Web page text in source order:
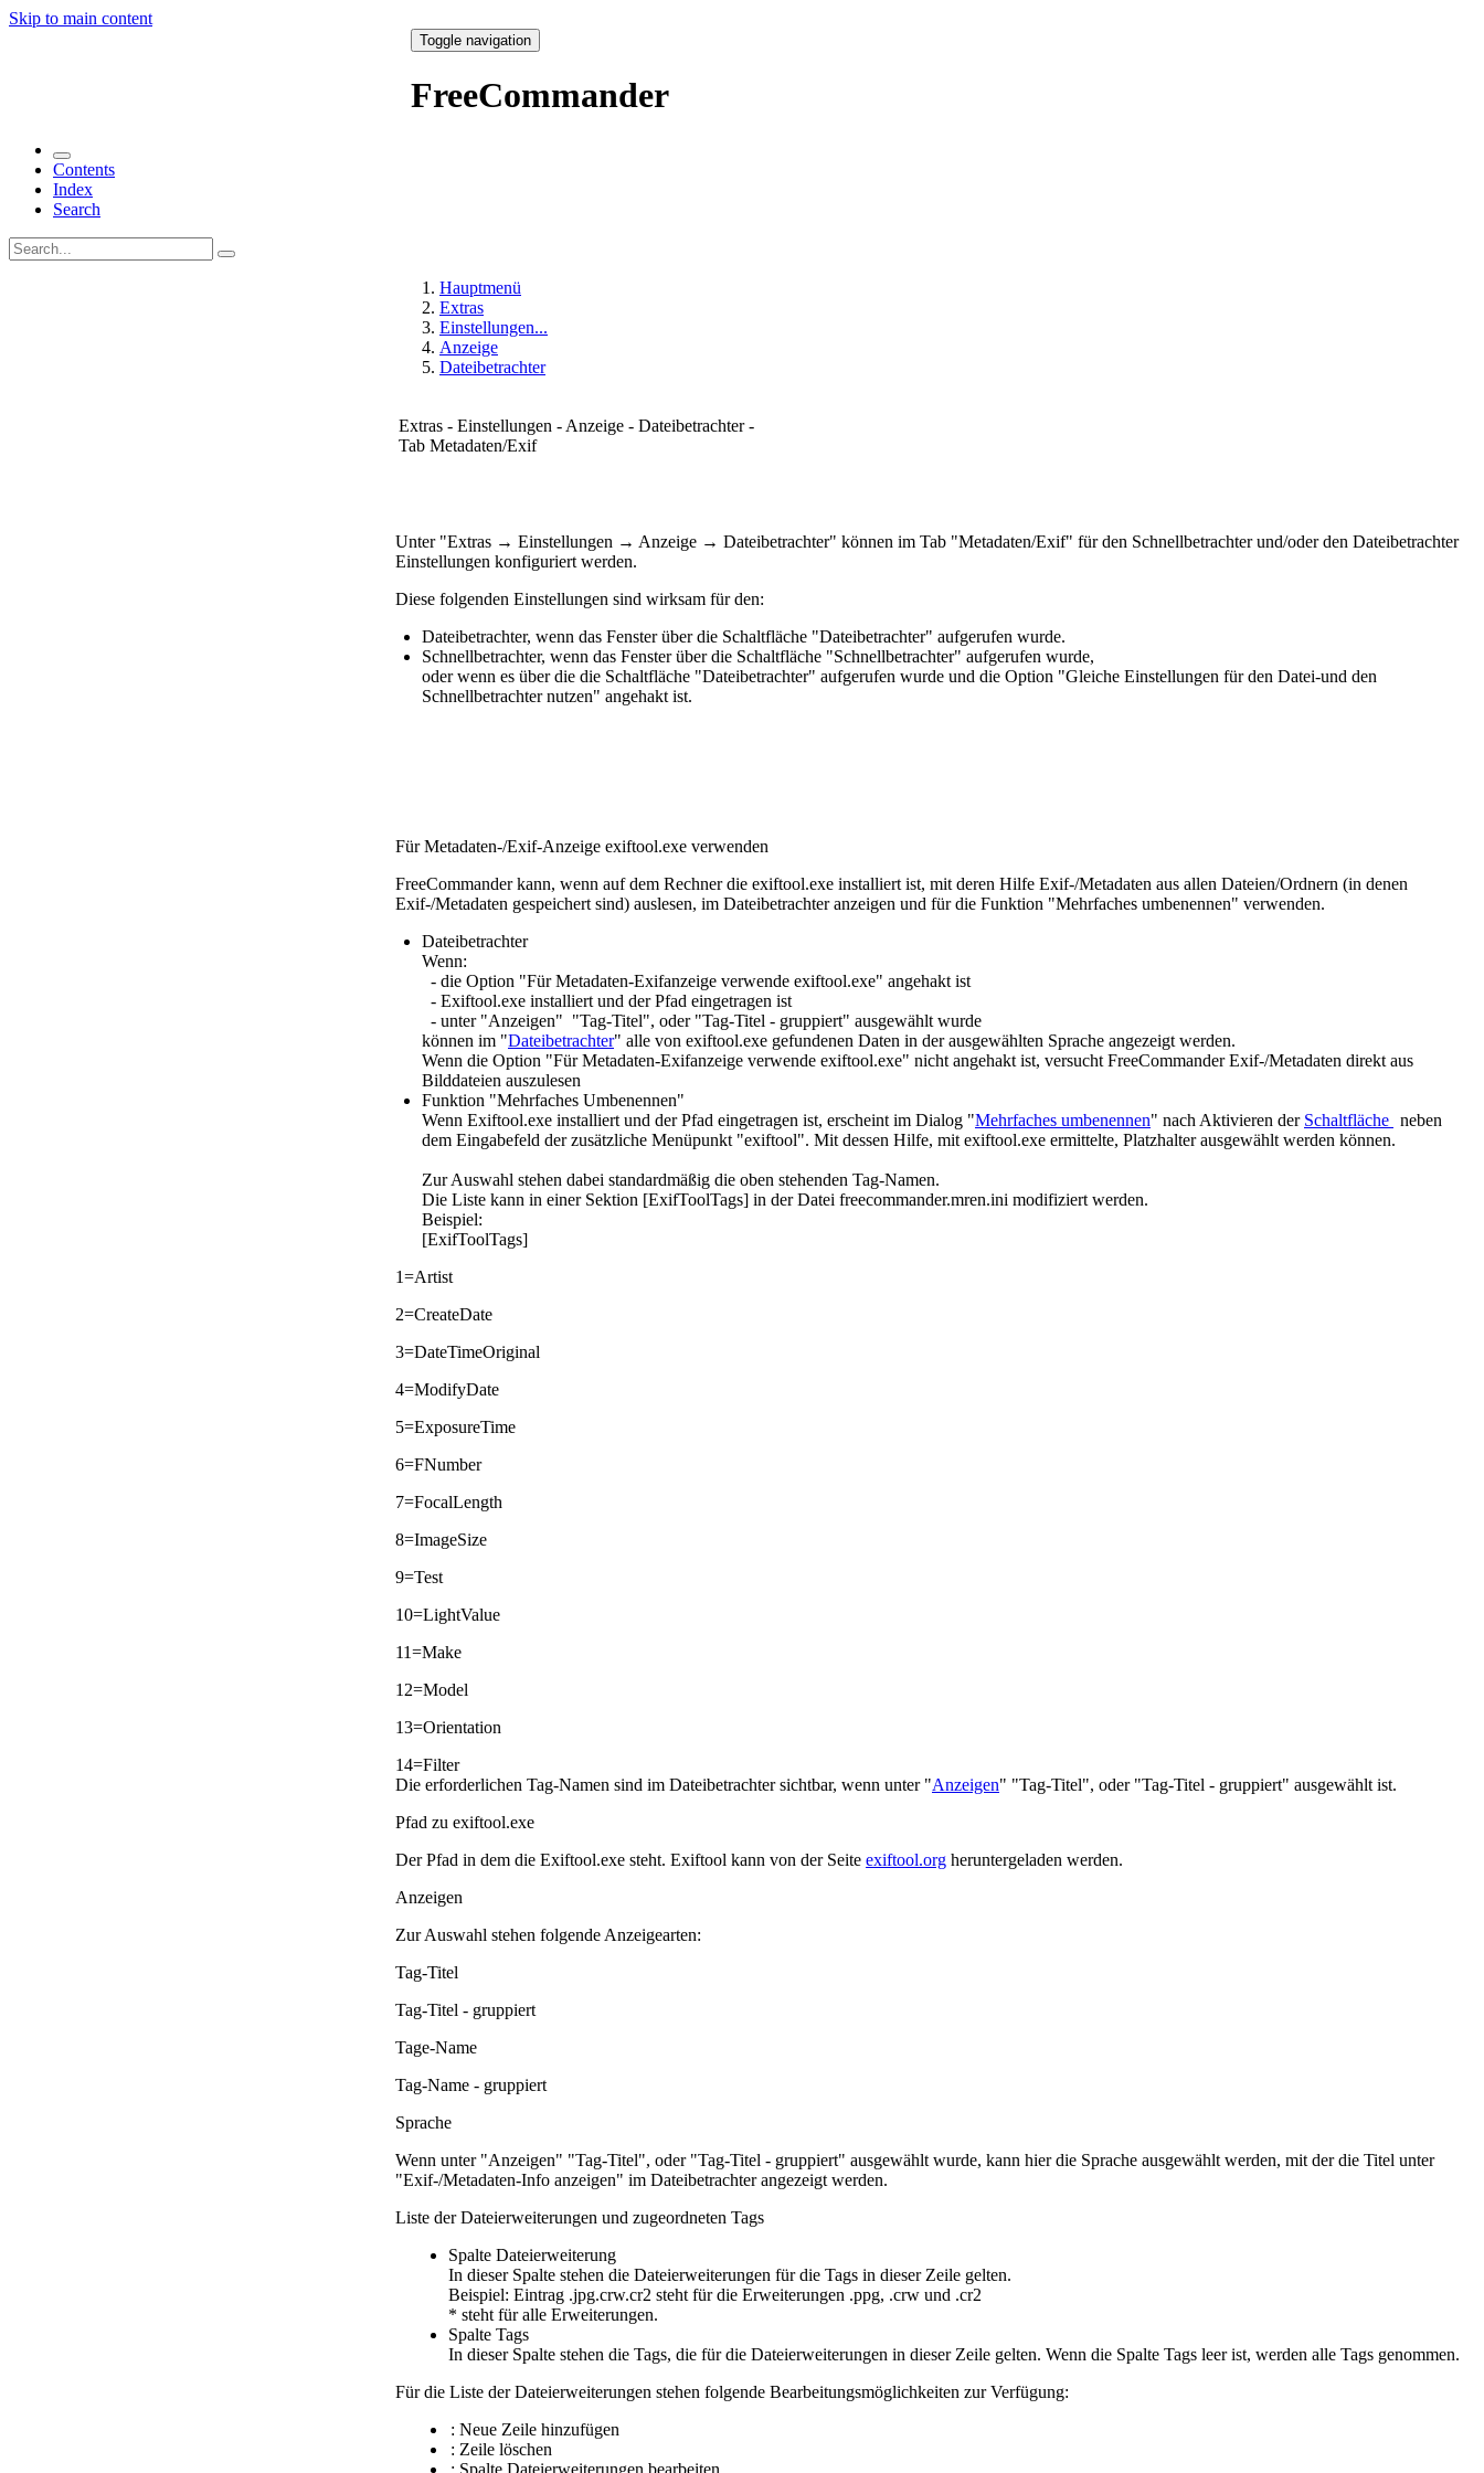
Skip to main content
Toggle navigation
FreeCommander
Contents
Index
Search
Hauptmenü
Extras
Einstellungen...
Anzeige
Dateibetrachter
Extras - Einstellungen - Anzeige - Dateibetrachter -
Tab Metadaten/Exif
Unter "Extras → Einstellungen → Anzeige → Dateibetrachter" können im Tab "Metadaten/Exif" für den Schnellbetrachter und/oder den Dateibetrachter
Einstellungen konfiguriert werden.
Diese folgenden Einstellungen sind wirksam für den:
Dateibetrachter, wenn das Fenster über die Schaltfläche "Dateibetrachter" aufgerufen wurde.
Schnellbetrachter, wenn das Fenster über die Schaltfläche "Schnellbetrachter" aufgerufen wurde,
oder wenn es über die die Schaltfläche "Dateibetrachter" aufgerufen wurde und die Option "Gleiche Einstellungen für den Datei-und den
Schnellbetrachter nutzen" angehakt ist.
Für Metadaten-/Exif-Anzeige exiftool.exe verwenden
FreeCommander kann, wenn auf dem Rechner die exiftool.exe installiert ist, mit deren Hilfe Exif-/Metadaten aus allen Dateien/Ordnern (in denen
Exif-/Metadaten gespeichert sind) auslesen, im Dateibetrachter anzeigen und für die Funktion "Mehrfaches umbenennen" verwenden.
Dateibetrachter
Wenn:
- die Option "Für Metadaten-Exifanzeige verwende exiftool.exe" angehakt ist
- Exiftool.exe installiert und der Pfad eingetragen ist
- unter "Anzeigen" "Tag-Titel", oder "Tag-Titel - gruppiert" ausgewählt wurde
können im "Dateibetrachter" alle von exiftool.exe gefundenen Daten in der ausgewählten Sprache angezeigt werden.
Wenn die Option "Für Metadaten-Exifanzeige verwende exiftool.exe" nicht angehakt ist, versucht FreeCommander Exif-/Metadaten direkt aus
Bilddateien auszulesen
Funktion "Mehrfaches Umbenennen"
Wenn Exiftool.exe installiert und der Pfad eingetragen ist, erscheint im Dialog "Mehrfaches umbenennen" nach Aktivieren der Schaltfläche neben
dem Eingabefeld der zusätzliche Menüpunkt "exiftool". Mit dessen Hilfe, mit exiftool.exe ermittelte, Platzhalter ausgewählt werden können.
Zur Auswahl stehen dabei standardmäßig die oben stehenden Tag-Namen.
Die Liste kann in einer Sektion [ExifToolTags] in der Datei freecommander.mren.ini modifiziert werden.
Beispiel:
[ExifToolTags]
1=Artist
2=CreateDate
3=DateTimeOriginal
4=ModifyDate
5=ExposureTime
6=FNumber
7=FocalLength
8=ImageSize
9=Test
10=LightValue
11=Make
12=Model
13=Orientation
14=Filter
Die erforderlichen Tag-Namen sind im Dateibetrachter sichtbar, wenn unter "Anzeigen" "Tag-Titel", oder "Tag-Titel - gruppiert" ausgewählt ist.
Pfad zu exiftool.exe
Der Pfad in dem die Exiftool.exe steht. Exiftool kann von der Seite exiftool.org heruntergeladen werden.
Anzeigen
Zur Auswahl stehen folgende Anzeigearten:
Tag-Titel
Tag-Titel - gruppiert
Tage-Name
Tag-Name - gruppiert
Sprache
Wenn unter "Anzeigen" "Tag-Titel", oder "Tag-Titel - gruppiert" ausgewählt wurde, kann hier die Sprache ausgewählt werden, mit der die Titel unter
"Exif-/Metadaten-Info anzeigen" im Dateibetrachter angezeigt werden.
Liste der Dateierweiterungen und zugeordneten Tags
Spalte Dateierweiterung
In dieser Spalte stehen die Dateierweiterungen für die Tags in dieser Zeile gelten.
Beispiel: Eintrag .jpg.crw.cr2 steht für die Erweiterungen .ppg, .crw und .cr2
* steht für alle Erweiterungen.
Spalte Tags
In dieser Spalte stehen die Tags, die für die Dateierweiterungen in dieser Zeile gelten. Wenn die Spalte Tags leer ist, werden alle Tags genommen.
Für die Liste der Dateierweiterungen stehen folgende Bearbeitungsmöglichkeiten zur Verfügung:
: Neue Zeile hinzufügen
: Zeile löschen
: Spalte Dateierweiterungen bearbeiten